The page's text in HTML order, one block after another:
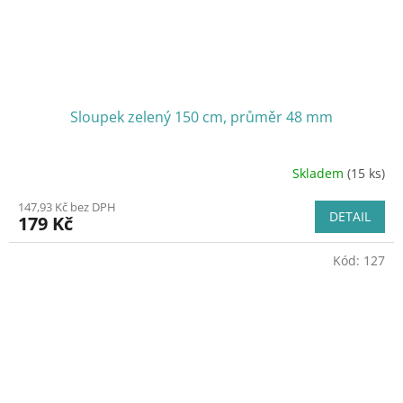
Sloupek zelený 150 cm, průměr 48 mm
Skladem (15 ks)
147,93 Kč bez DPH
179 Kč DETAIL
Kód: 127